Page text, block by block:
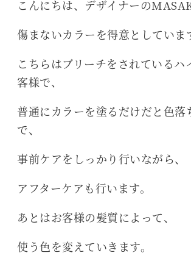
こんにちは、デザイナーの
傷まないカラーを得意としていま
こちらはブリーチをされているハ
客様で、
普通にカラーを塗るだけだと色落
で、
事前ケアをしっかり行いながら、
アフターケアも行います。
あとはお客様の髪質によって、
使う色を変えていきます。